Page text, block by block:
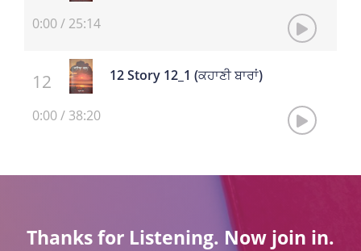
0:00/ 25:14
12 Story 12_1 (ਕਹਾਣੀ ਬਾਰਾਂ)
0:00/ 38:20
Thanks for Listening. Now join in.